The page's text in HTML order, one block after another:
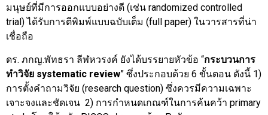
มนุษย์ที่มีการออกแบบอย่างดี (เช่น randomized controlled
trial) ได้รับการตีพิมพ์แบบฉบับเต็ม (full paper) ในวารสารที่น่า
เชื่อถือ
ดร. ภกญ.พัทธรา ลีฬหวรงค์ ยังได้บรรยายหัวข้อ “กระบวนการ
ทำวิจัย systematic review” ซึ่งประกอบด้วย 6 ขั้นตอน ดังนี้ 1)
การตั้งคำถามวิจัย (research question) ซึ่งควรมีความเฉพาะ
เจาะจงและชัดเจน 2) การกำหนดเกณฑ์ในการค้นคว้า primary